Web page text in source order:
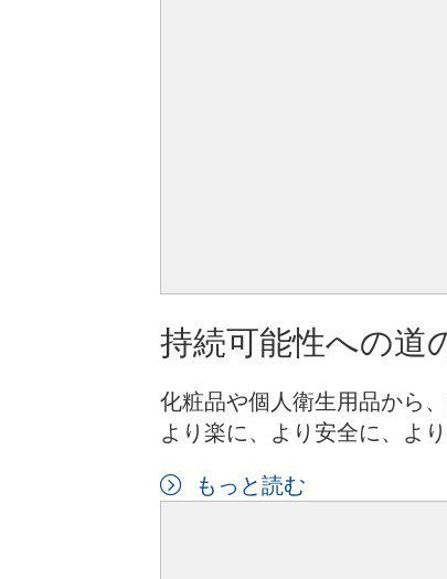
持続可能性への道
化粧品や個人衛生用品から
より楽に、より安全に、よ
もっと読む